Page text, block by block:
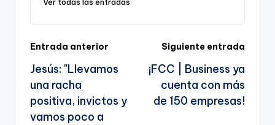
Navegación
de
entradas
Entrada anterior
Jesús: "Llevamos
una racha
positiva, invictos y
vamos poco a
Siguiente entrada
¡FCC | Business ya
cuenta con más
de 150 empresas!